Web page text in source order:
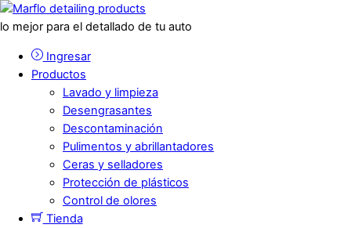
lo mejor para el detallado de tu auto
Ingresar
Productos
Lavado y limpieza
Desengrasantes
Descontaminación
Pulimentos y abrillantadores
Ceras y selladores
Protección de plásticos
Control de olores
Tienda